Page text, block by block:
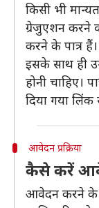
किसी भी
ग्रेजुएशन करने
करने के पात्र हैं।
इसके साथ ही
होनी चाहिए।
दिया गया
आवेदन प्रक्रिया
कैसे करें
आवेदन करने के